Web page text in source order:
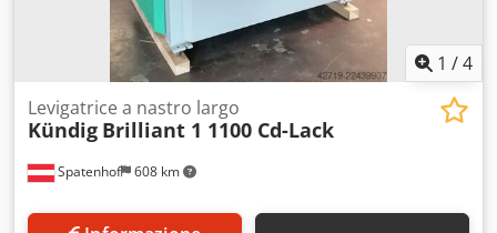
1 /4
Spatenhof 608 km
Levigatrice a nastro largo
Kündig Brilliant 1 1100 Cd-Lack